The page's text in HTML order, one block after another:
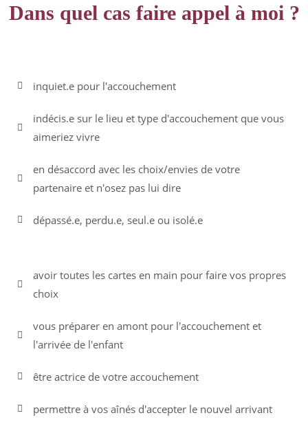
Dans quel cas faire appel à moi ?
inquiet.e pour l'accouchement
indécis.e sur le lieu et type d'accouchement que vous
aimeriez vivre
en désaccord avec les choix/envies de votre
partenaire et n'osez pas lui dire
dépassé.e, perdu.e, seul.e ou isolé.e
avoir toutes les cartes en main pour faire vos propres
choix
vous préparer en amont pour l'accouchement et
l'arrivée de l'enfant
être actrice de votre accouchement
permettre à vos aînés d'accepter le nouvel arrivant